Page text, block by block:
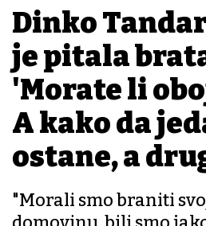
Dinko
je pitala
'Morate li
A kako da
ostane, a
"Morali smo braniti